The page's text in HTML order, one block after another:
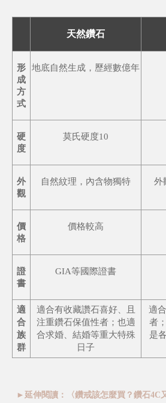
天然鑽石
形
成
方
式
地底自然生成，歷經數億年
硬
度
莫氏硬度10
外
觀
自然紋理，內含物獨特 外
價
格
價格較高
證
書
GIA等國際證書
適
合
族
群
適合有收藏讚石喜好、且
注重鑽石保值性者；也適
合求婚、結婚等重大特殊
日子
適
者
是
►延伸閱讀：〈鑽戒該怎麼買？鑽石4C